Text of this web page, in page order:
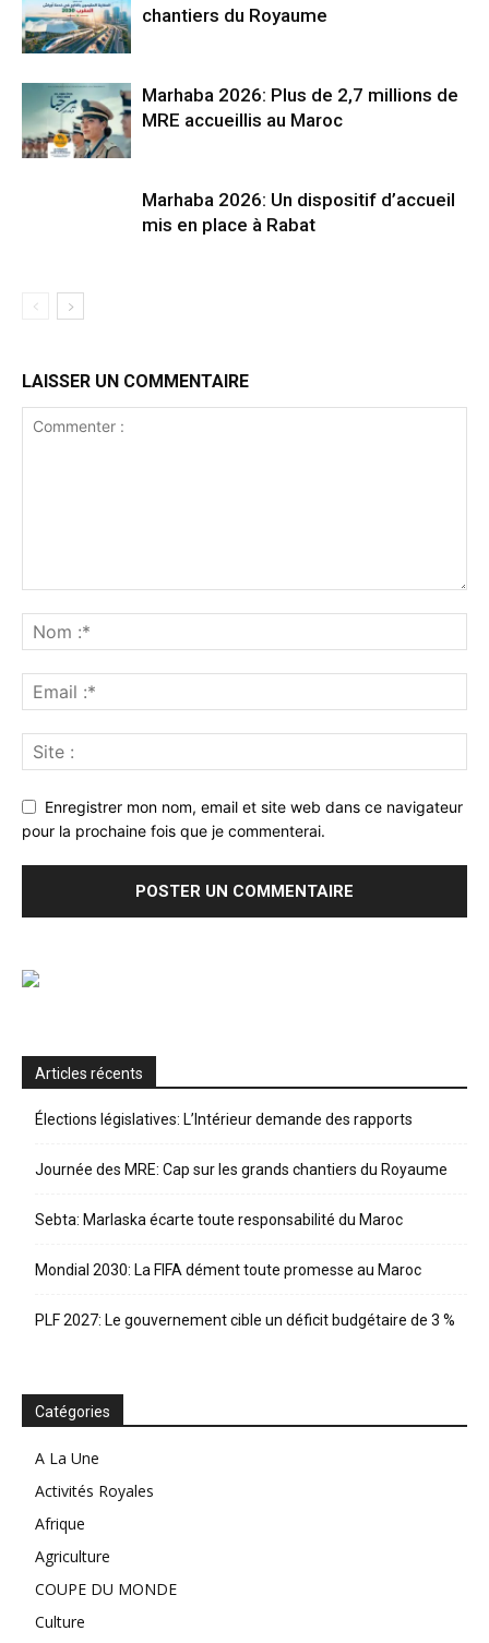
chantiers du Royaume
Marhaba 2026: Plus de 2,7 millions de
MRE accueillis au Maroc
Marhaba 2026: Un dispositif d’accueil
mis en place à Rabat
LAISSER UN COMMENTAIRE
Enregistrer mon nom, email et site web dans ce navigateur
pour la prochaine fois que je commenterai.
Articles récents
Élections législatives: L’Intérieur demande des rapports
Journée des MRE: Cap sur les grands chantiers du Royaume
Sebta: Marlaska écarte toute responsabilité du Maroc
Mondial 2030: La FIFA dément toute promesse au Maroc
PLF 2027: Le gouvernement cible un déficit budgétaire de 3 %
Catégories
A La Une
Activités Royales
Afrique
Agriculture
COUPE DU MONDE
Culture